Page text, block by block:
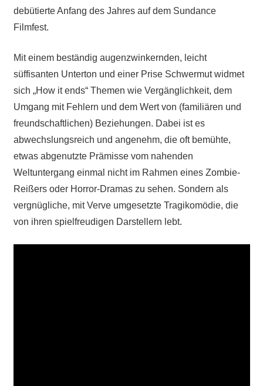
debütierte Anfang des Jahres auf dem Sundance
Filmfest.
Mit einem beständig augenzwinkernden, leicht
süffisanten Unterton und einer Prise Schwermut widmet
sich „How it ends“ Themen wie Vergänglichkeit, dem
Umgang mit Fehlern und dem Wert von (familiären und
freundschaftlichen) Beziehungen. Dabei ist es
abwechslungsreich und angenehm, die oft bemühte,
etwas abgenutzte Prämisse vom nahenden
Weltuntergang einmal nicht im Rahmen eines Zombie-
Reißers oder Horror-Dramas zu sehen. Sondern als
vergnügliche, mit Verve umgesetzte Tragikomödie, die
von ihren spielfreudigen Darstellern lebt.